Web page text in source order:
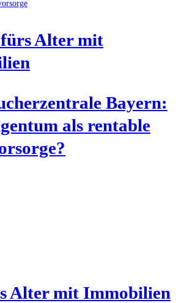
Alter mit
Bay­ern:
als ren­ta­ble
Alter mit Immobilien